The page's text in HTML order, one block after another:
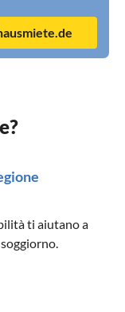
ti aiutano a